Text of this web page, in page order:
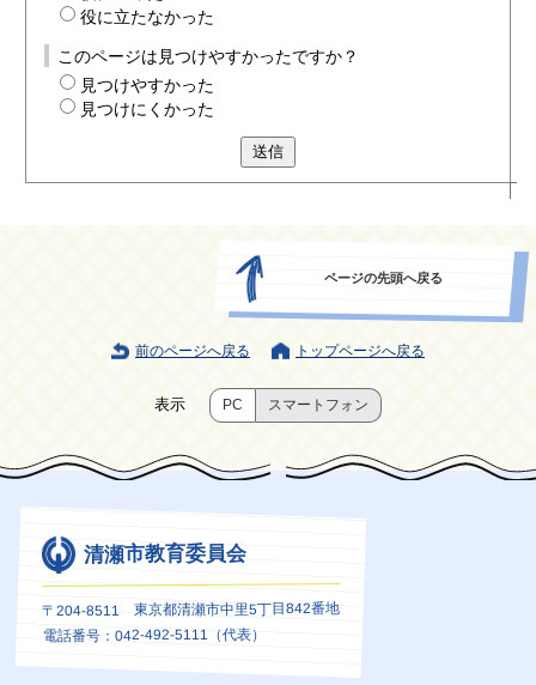
役に立たなかった
このページは見つけやすかったですか？
見つけやすかった
見つけにくかった
送信
ページの先頭へ戻る
前のページへ戻る トップページへ戻る
表示 PC スマートフォン
清瀬市教育委員会
〒204-8511 東京都清瀬市中里5丁目842番地
電話番号：042-492-5111（代表）